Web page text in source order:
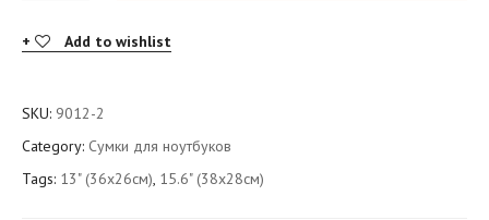
Add to wishlist
SKU: 9012-2
Category: Сумки для ноутбуков
Tags: 13" (36x26см), 15.6" (38x28см)